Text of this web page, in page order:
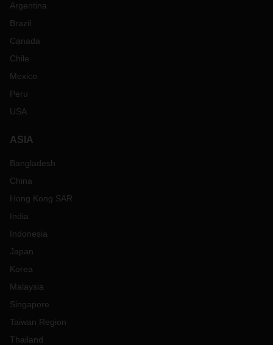
Argentina
Brazil
Canada
Chile
Mexico
Peru
USA
ASIA
Bangladesh
China
Hong Kong SAR
India
Indonesia
Japan
Korea
Malaysia
Singapore
Taiwan Region
Thailand